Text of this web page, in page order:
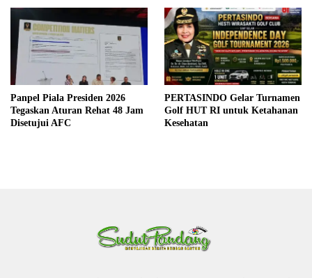
Panpel Piala Presiden 2026
Tegaskan Aturan Rehat 48 Jam
Disetujui AFC
PERTASINDO Gelar Turnamen
Golf HUT RI untuk Ketahanan
Kesehatan